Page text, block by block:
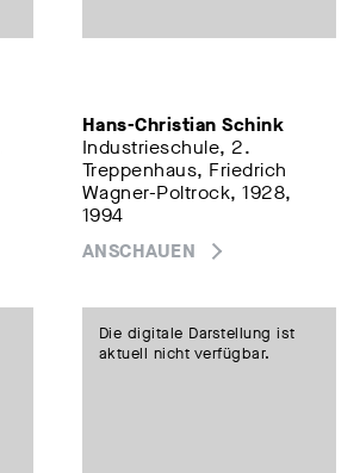
Hans-Christian Schink
Industrieschule, 2.
Treppenhaus, Friedrich
Wagner-Poltrock, 1928,
1994
ANSCHAUEN
Die digitale Darstellung ist
aktuell nicht verfügbar.